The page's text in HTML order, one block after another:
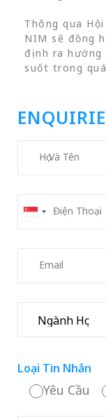
Thông qua
NIM sẽ đồng
định ra hướng
suốt trong
Loại Tin Nhắn
Yêu Cầu